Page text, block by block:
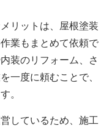
リットは、屋根塗装
業もまとめて依頼で
装のリフォーム、さ
一度に頼むことで、
。
しているため、施工